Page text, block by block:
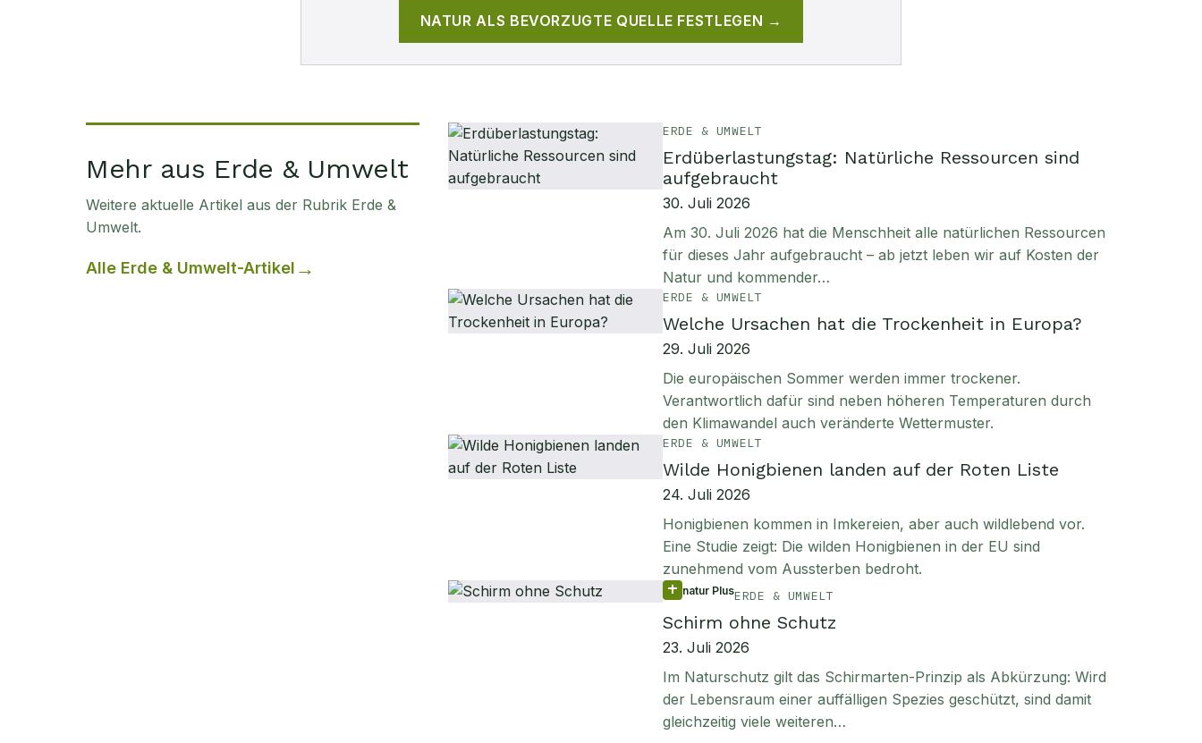
NATUR ALS BEVORZUGTE QUELLE FESTLEGEN →
Mehr aus Erde & Umwelt
Weitere aktuelle Artikel aus der Rubrik Erde &
Umwelt.
Alle Erde & Umwelt-Artikel
ERDE & UMWELT
Erdüberlastungstag: Natürliche Ressourcen sind
aufgebraucht
30. Juli 2026
Am 30. Juli 2026 hat die Menschheit alle natürlichen Ressourcen
für dieses Jahr aufgebraucht – ab jetzt leben wir auf Kosten der
Natur und kommender…
ERDE & UMWELT
Welche Ursachen hat die Trockenheit in Europa?
29. Juli 2026
Die europäischen Sommer werden immer trockener.
Verantwortlich dafür sind neben höheren Temperaturen durch
den Klimawandel auch veränderte Wettermuster.
ERDE & UMWELT
Wilde Honigbienen landen auf der Roten Liste
24. Juli 2026
Honigbienen kommen in Imkereien, aber auch wildlebend vor.
Eine Studie zeigt: Die wilden Honigbienen in der EU sind
zunehmend vom Aussterben bedroht.
natur PlusERDE & UMWELT
Schirm ohne Schutz
23. Juli 2026
Im Naturschutz gilt das Schirmarten-Prinzip als Abkürzung: Wird
der Lebensraum einer auffälligen Spezies geschützt, sind damit
gleichzeitig viele weiteren…